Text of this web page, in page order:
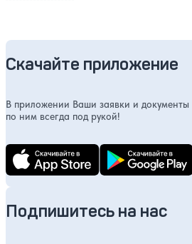
Скачайте приложение
В приложении Ваши заявки и документы
по ним всегда под рукой!
Подпишитесь на нас